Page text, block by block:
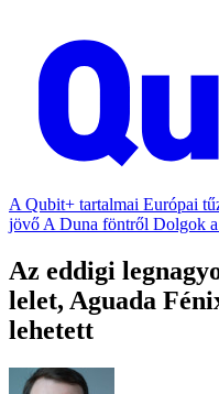
A Qubit+ tartalmai Európai
jövő A Duna föntről Dolgok
Az eddigi
lelet, Aguada
lehetett